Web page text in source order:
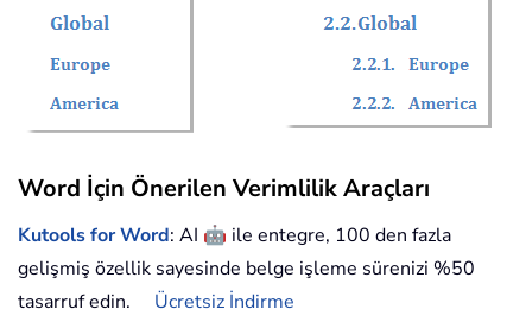
Word İçin Önerilen Verimlilik Araçları
Kutools for Word: AI 🤖 ile entegre, 100 den fazla
gelişmiş özellik sayesinde belge işleme sürenizi %50
tasarruf edin.
Ücretsiz İndirme